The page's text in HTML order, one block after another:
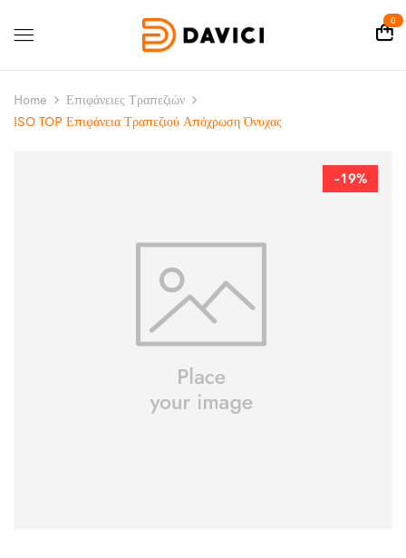
0
Home
Επιφάνειες Τραπεζιών
ISO TOP Επιφάνεια Τραπεζιού Απόχρωση Όνυχας
-19%